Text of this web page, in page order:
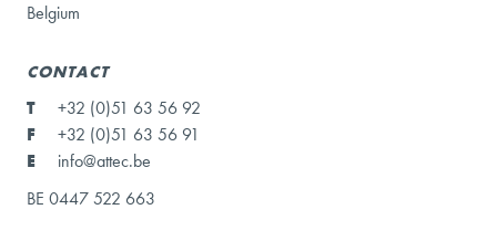
Belgium
CONTACT
T
+32 (0)51 63 56 92
F
+32 (0)51 63 56 91
E
info@attec.be
BE 0447 522 663